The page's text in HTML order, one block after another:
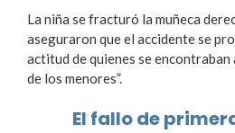
La niña se fracturó la muñeca
aseguraron que el accidente se
actitud de quienes se
de los menores”.
El fallo de